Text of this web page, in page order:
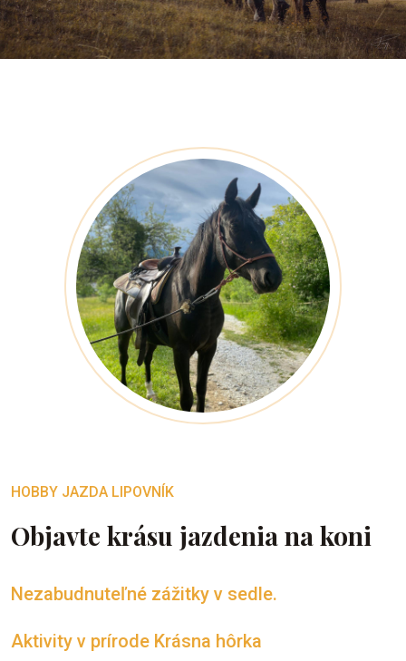
HOBBY JAZDA LIPOVNÍK
Objavte krásu jazdenia na koni
Nezabudnuteľné zážitky v sedle.
Aktivity v prírode Krásna hôrka